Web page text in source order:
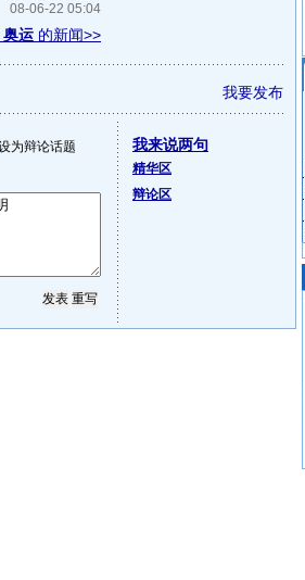
08-06-22 05:04
奥运 的新闻>>
我要发布
为辩论话题 我来说两句
精华区
辩论区